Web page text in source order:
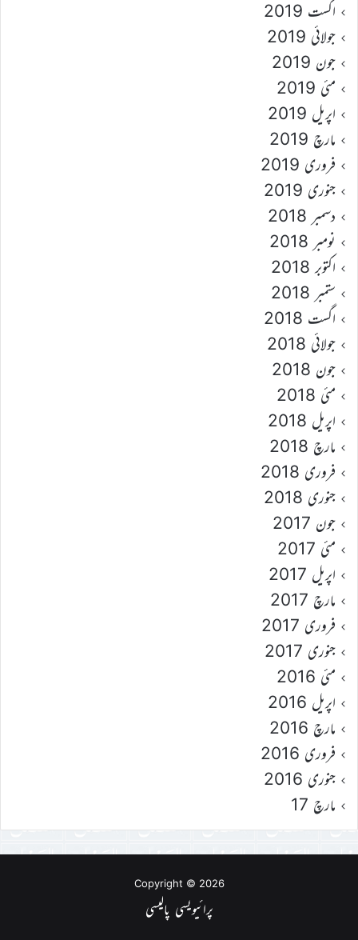
اگست 2019
جولائی 2019
جون 2019
مئی 2019
اپریل 2019
مارچ 2019
فروری 2019
جنوری 2019
دسمبر 2018
نومبر 2018
اکتوبر 2018
ستمبر 2018
اگست 2018
جولائی 2018
جون 2018
مئی 2018
اپریل 2018
مارچ 2018
فروری 2018
جنوری 2018
جون 2017
مئی 2017
اپریل 2017
مارچ 2017
فروری 2017
جنوری 2017
مئی 2016
اپریل 2016
مارچ 2016
فروری 2016
جنوری 2016
مارچ 17
Copyright © 2026
پرائیویسی پالیسی